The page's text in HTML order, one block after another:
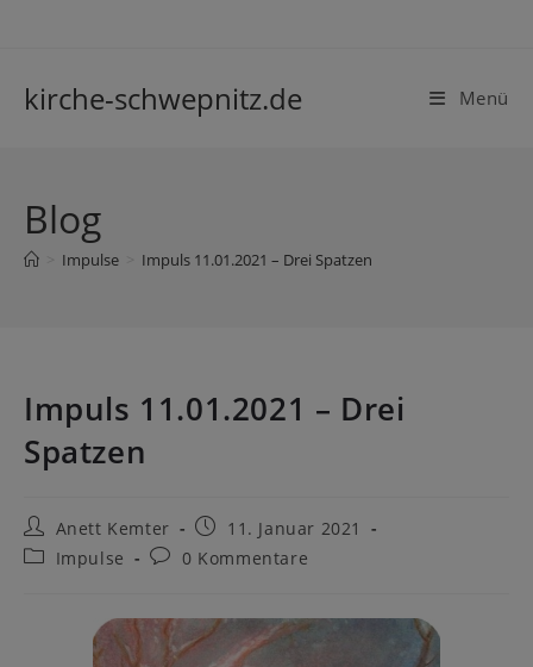
kirche-schwepnitz.de Menü
Blog
Impulse Impuls 11.01.2021 – Drei Spatzen
Impuls 11.01.2021 – Drei
Spatzen
Beitrags-
Autor:
Anett Kemter
Beitrag
veröffentlicht:
11. Januar 2021
Beitrags-
Impulse
Beitrags-
0 Kommentare